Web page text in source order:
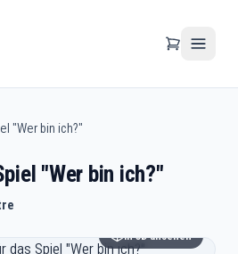
"Wer bin ich?"
"Wer bin ich?"
In 3D ansehen